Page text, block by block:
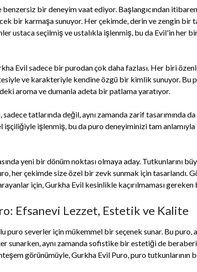
benzersiz bir deneyim vaat ediyor. Başlangıcından
bir karmaşa sunuyor. Her çekimde, derin ve zengin bir
ustaca seçilmiş ve ustalıkla işlenmiş, bu da Evil'in her
Evil sadece bir purodan çok daha fazlası. Her biri
ve karakteriyle kendine özgü bir kimlik sunuyor. Bu
aroma ve dumanla adeta bir patlama yaratıyor.
tatlarında değil, aynı zamanda zarif tasarımında
işçiliğiyle işlenmiş, bu da puro deneyiminizi tam
yeni bir dönüm noktası olmaya aday. Tutkunlarını
her çekimde size özel bir zevk sunmak için tasarlandı.
için, Gurkha Evil kesinlikle kaçırılmaması gereken
Efsanevi Lezzet, Estetik ve Kalite
severler için mükemmel bir seçenek sunar. Bu puro,
sunarken, aynı zamanda sofistike bir estetiği de
görünümüyle, Gurkha Evil Puro, puro tutkunlarının